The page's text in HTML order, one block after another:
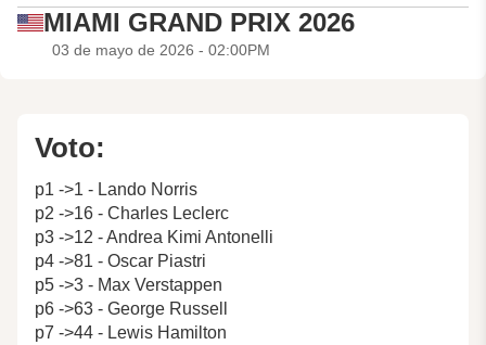
MIAMI GRAND PRIX 2026
03 de mayo de 2026 - 02:00PM
Voto:
p1 ->1 - Lando Norris
p2 ->16 - Charles Leclerc
p3 ->12 - Andrea Kimi Antonelli
p4 ->81 - Oscar Piastri
p5 ->3 - Max Verstappen
p6 ->63 - George Russell
p7 ->44 - Lewis Hamilton